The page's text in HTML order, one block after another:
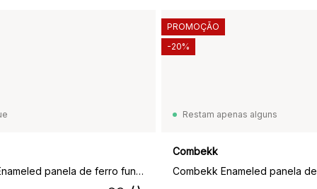
Combekk Enameled panela de ferro fundido com tampa Ø28 cm, Preto
Restam apenas alguns
Combekk
PROMOÇÃO
-20%